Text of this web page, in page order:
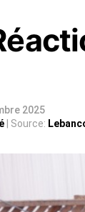
2025
| Source: